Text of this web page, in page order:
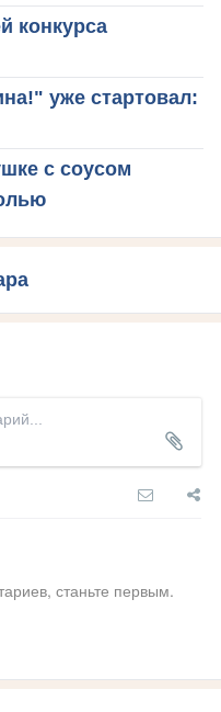
конкурса
уже стартовал:
с соусом
станьте первым.